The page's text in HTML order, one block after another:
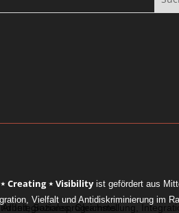
Creating ⋆ Visibilityist gefördert aus
Vielfalt und Antidiskriminierung im